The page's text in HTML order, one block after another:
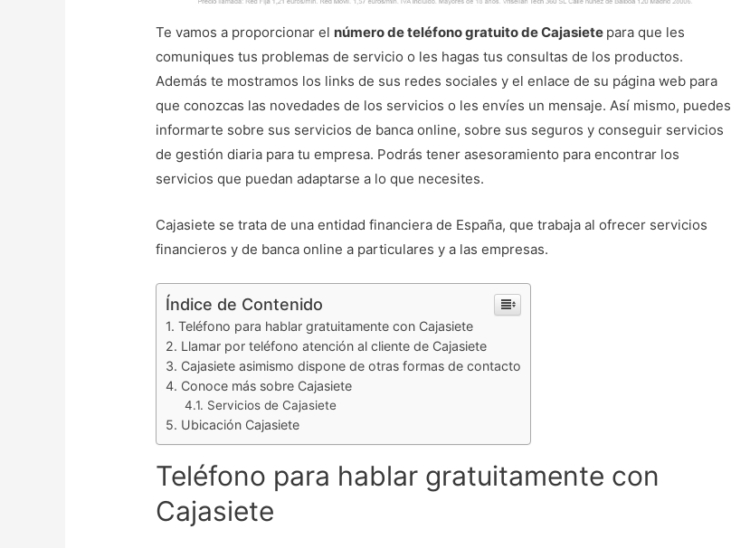
Te vamos a proporcionar el número de teléfono gratuito de Cajasiete para que les
comuniques tus problemas de servicio o les hagas tus consultas de los productos.
Además te mostramos los links de sus redes sociales y el enlace de su página web para
que conozcas las novedades de los servicios o les envíes un mensaje. Así mismo, puedes
informarte sobre sus servicios de banca online, sobre sus seguros y conseguir servicios
de gestión diaria para tu empresa. Podrás tener asesoramiento para encontrar los
servicios que puedan adaptarse a lo que necesites.
Cajasiete se trata de una entidad financiera de España, que trabaja al ofrecer servicios
financieros y de banca online a particulares y a las empresas.
Índice de Contenido
Teléfono para hablar gratuitamente con Cajasiete
Llamar por teléfono atención al cliente de Cajasiete
Cajasiete asimismo dispone de otras formas de contacto
Conoce más sobre Cajasiete
Servicios de Cajasiete
Ubicación Cajasiete
Teléfono para hablar gratuitamente con
Cajasiete